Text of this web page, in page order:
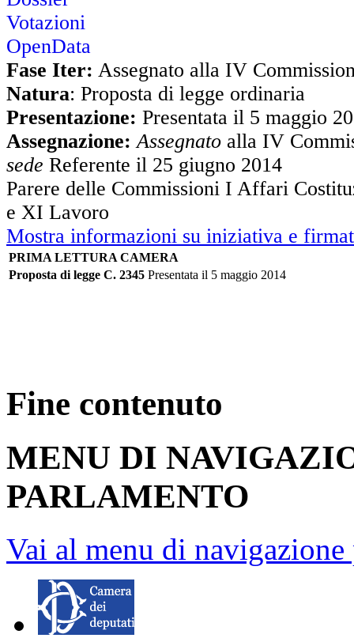
Votazioni
OpenData
Fase Iter: Assegnato alla IV
Natura: Proposta di legge ordinaria
Presentazione: Presentata il 5 maggio
Assegnazione: Assegnato alla IV
sede Referente il 25 giugno 2014
Parere delle Commissioni I Affari
e XI Lavoro
Mostra informazioni su iniziativa e
PRIMA LETTURA CAMERA
Proposta di legge C. 2345 Presentata il 5 maggio 2014
Fine contenuto
MENU DI
PARLAMENTO
Vai al menu di